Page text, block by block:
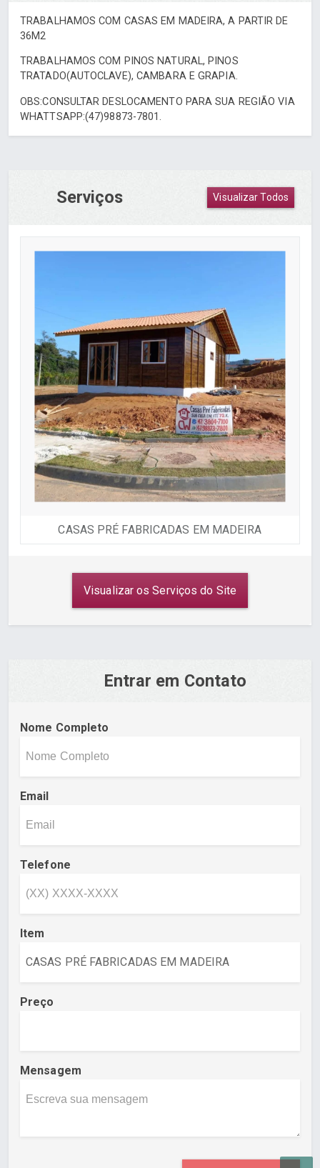
TRABALHAMOS COM CASAS EM MADEIRA, A PARTIR DE
36M2
TRABALHAMOS COM PINOS NATURAL, PINOS
TRATADO(AUTOCLAVE), CAMBARA E GRAPIA.
OBS:CONSULTAR DESLOCAMENTO PARA SUA REGIÃO VIA
WHATTSAPP:(47)98873-7801.
Serviços Visualizar Todos
CASAS PRÉ FABRICADAS EM MADEIRA
Visualizar os Serviços do Site
Entrar em Contato
Nome Completo
Email
Telefone
Item
Preço
Mensagem